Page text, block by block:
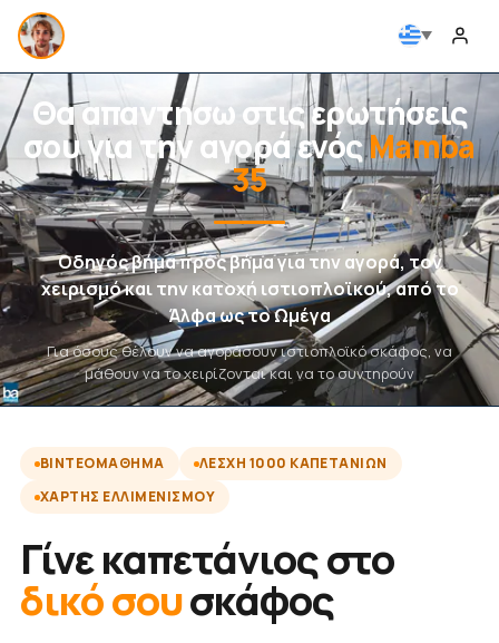
Θα απαντήσω στις ερωτήσεις
σου για την αγορά ενόςMamba
35
Οδηγός βήμα προς βήμα για την αγορά, τον
χειρισμό και την κατοχή ιστιοπλοϊκού, από το
Άλφα ως το Ωμέγα
Για όσους θέλουν να αγοράσουν ιστιοπλοϊκό σκάφος, να
μάθουν να το χειρίζονται και να το συντηρούν
ΒΙΝΤΕΟΜΆΘΗΜΑ
ΛΈΣΧΗ 1000 ΚΑΠΕΤΆΝΙΩΝ
ΧΆΡΤΗΣ ΕΛΛΙΜΕΝΙΣΜΟΎ
Γίνε καπετάνιος στο
δικό σουσκάφος